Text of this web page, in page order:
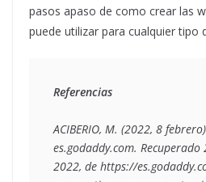
pasos apaso de como crear las
puede utilizar para cualquier tipo
Referencias
ACIBERIO, M. (2022, 8
es.godaddy.com. Recuperado
2022, de https://